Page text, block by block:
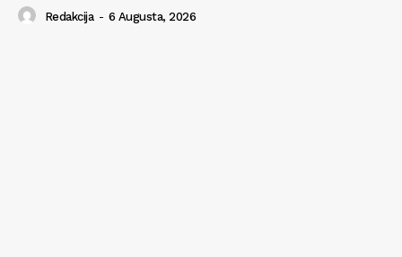
Redakcija - 6 Augusta, 2026